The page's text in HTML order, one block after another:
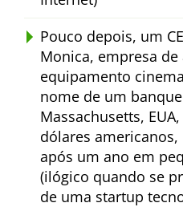
Pouco depois, um
Monica, empresa
equipamento
nome de um
Massachusetts,
dólares
após um ano em
(ilógico quando se
de uma startup